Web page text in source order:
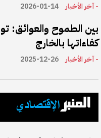
- آخر الأخبار 2026-01-14
بين الطموح والعوائق:
كفاءاتها بالخارج
- آخر الأخبار 2025-12-26